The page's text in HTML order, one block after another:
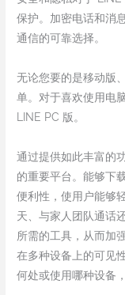
保护。加密电话和消
通信的可靠选择。
无论您要的是移动版
单。对于喜欢使用电
LINE PC 版。
通过提供如此丰富的
的重要平台。能够下
便利性，使用户能够
天、与家人团队通话
所需的工具，从而加
在多种设备上的可见
何处或使用哪种设备